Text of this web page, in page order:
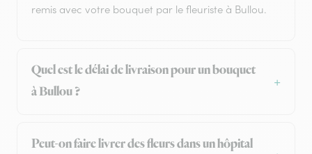
remis avec votre bouquet par le fleuriste à Bullou.
Quel est le délai de livraison pour un bouquet
à Bullou ?
Peut-on faire livrer des fleurs dans un hôpital